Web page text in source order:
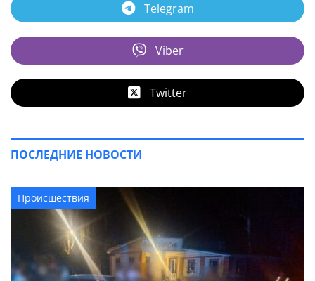
Telegram
Viber
Twitter
ПОСЛЕДНИЕ НОВОСТИ
Происшествия